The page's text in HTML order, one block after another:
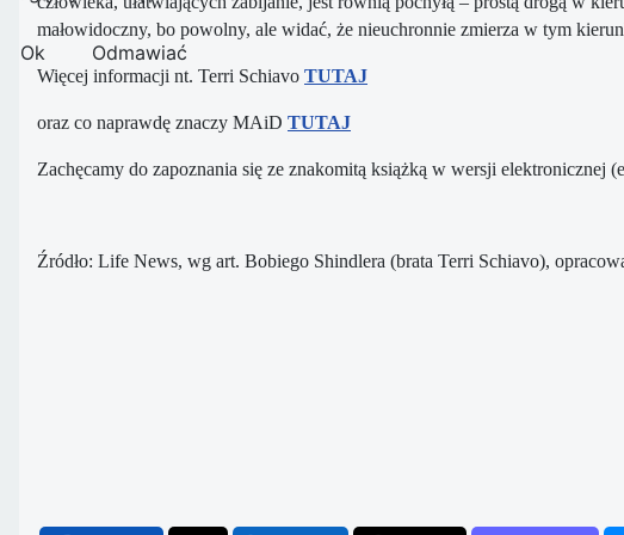
małowidoczny, bo powolny, ale widać, że nieuchronnie zmierza w tym
Więcej informacji nt. Terri Schiavo TUTAJ
oraz co naprawdę znaczy MAiD TUTAJ
Zachęcamy do zapoznania się ze znakomitą książką w wersji elektronicznej
Źródło: Life News, wg art. Bobiego Shindlera (brata Terri Schiavo),
Ok
Odmawiać